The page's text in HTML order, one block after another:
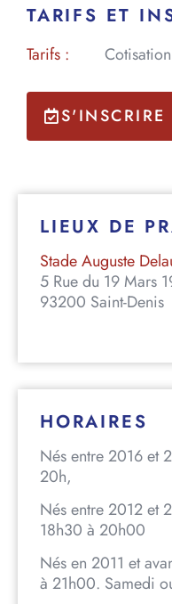
TARIFS ET
Tarifs :
S'INSCRIRE
LIEUX DE
Stade Auguste
5 Rue du 19 Mars
93200 Saint-Denis
HORAIRES
Nés entre 2016 et
20h,
Nés entre 2012 et
18h30 à 20h00
Nés en 2011 et
à 21h00. Samedi